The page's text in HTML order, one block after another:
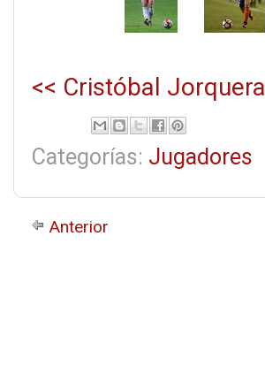
<< Cristóbal Jorquera
Categorías: Jugadores
Anterior